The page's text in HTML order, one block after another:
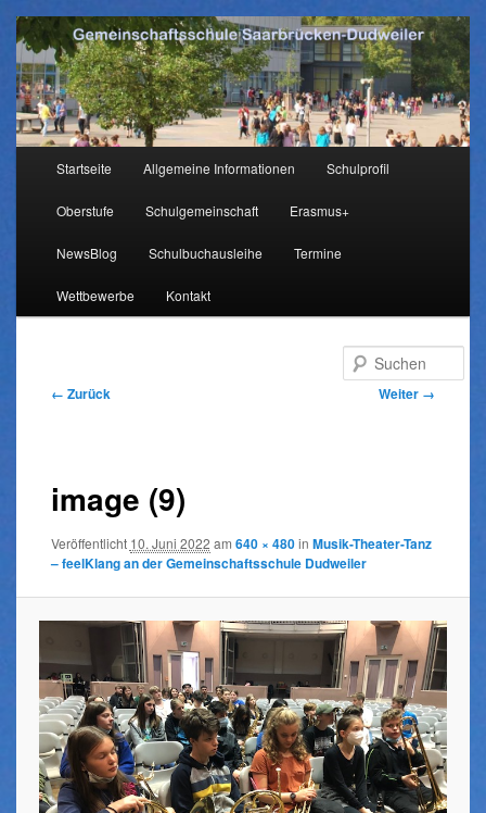
Zum
Inhalt
wechseln
Startseite Allgemeine Informationen Schulprofil
Oberstufe Schulgemeinschaft Erasmus+
NewsBlog Schulbuchausleihe Termine
Wettbewerbe Kontakt
Bilder-
← Zurück Weiter →
image (9)
Veröffentlicht 10. Juni 2022 am 640 × 480in Musik-Theater-Tanz
– feelKlang an der Gemeinschaftsschule Dudweiler